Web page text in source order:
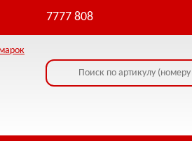
7777 808